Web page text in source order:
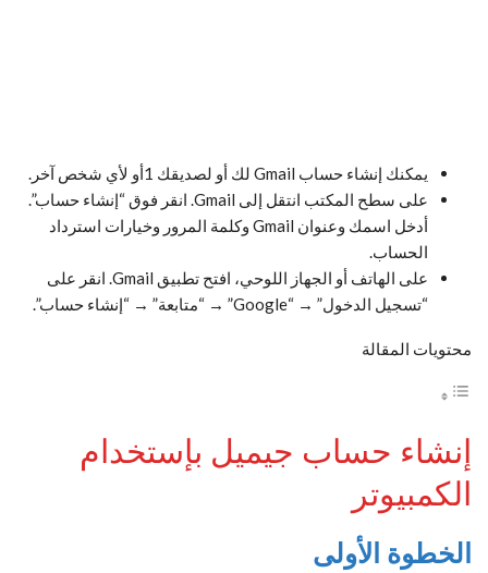
يمكنك إنشاء حساب Gmail لك أو لصديقك 1أو لأي شخص آخر.
على سطح المكتب انتقل إلى Gmail. انقر فوق “إنشاء حساب”.
أدخل اسمك وعنوان Gmail وكلمة المرور وخيارات استرداد
الحساب.
على الهاتف أو الجهاز اللوحي، افتح تطبيق Gmail. انقر على
“تسجيل الدخول” → “Google” → “متابعة” → “إنشاء حساب”.
محتويات المقالة
إنشاء حساب جيميل بإستخدام
الكمبيوتر
الخطوة الأولى